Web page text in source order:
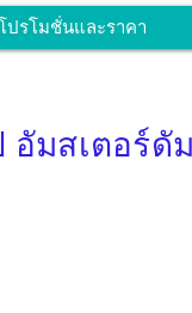
ปรโมชั่นและราคา
มสเตอร์ดั